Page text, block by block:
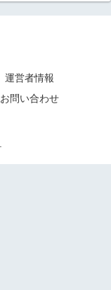
運営者情報
お問い合わせ